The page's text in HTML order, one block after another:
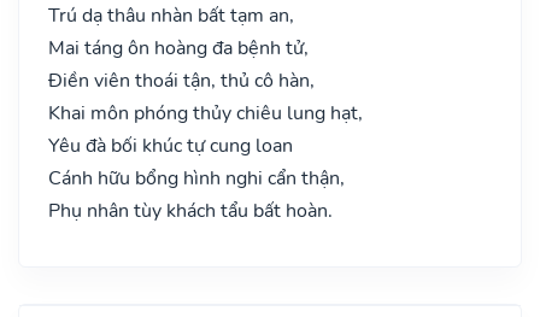
Trú dạ thâu nhàn bất tạm an,
Mai táng ôn hoàng đa bệnh tử,
Điền viên thoái tận, thủ cô hàn,
Khai môn phóng thủy chiêu lung hạt,
Yêu đà bối khúc tự cung loan
Cánh hữu bổng hình nghi cẩn thận,
Phụ nhân tùy khách tẩu bất hoàn.